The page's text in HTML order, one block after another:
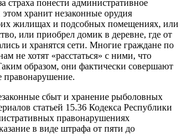
страха понести административное
хранит незаконные орудия
жилищах и подсобных помещениях, или
или приобрел домик в деревне, где от
и хранятся сети. Многие граждане по
не хотят «расстаться» с ними, что
образом, они фактически совершают
правонарушение.
сбыт и хранение рыболовных
статьей 15.36 Кодекса Республики
правонарушениях
в виде штрафа от пяти до